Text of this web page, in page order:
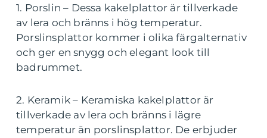
1. Porslin – Dessa kakelplattor är tillverkade
av lera och bränns i hög temperatur.
Porslinsplattor kommer i olika färgalternativ
och ger en snygg och elegant look till
badrummet.
2. Keramik – Keramiska kakelplattor är
tillverkade av lera och bränns i lägre
temperatur än porslinsplattor. De erbjuder